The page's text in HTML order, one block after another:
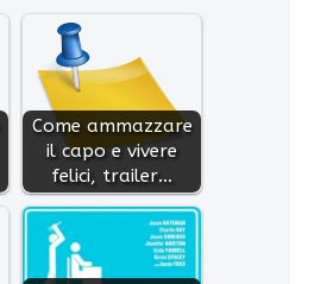
Come ammazzare
il capo e vivere
felici, trailer…